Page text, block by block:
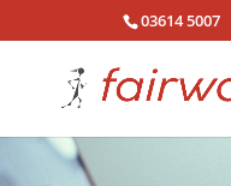
03614 5007